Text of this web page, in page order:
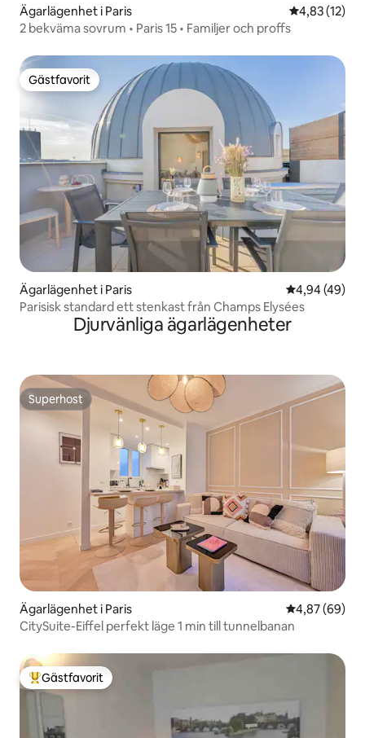
Ägarlägenhet i Paris 4,83 av 5 i
4,83 (12)
2 bekväma sovrum • Paris 15 • Familjer och proffs
Gästfavorit
Gästfavorit
Ägarlägenhet i Paris 4,94 av 5 i
4,94 (49)
Parisisk standard ett stenkast från Champs Elysées
Djurvänliga ägarlägenheter
Superhost
Superhost
Ägarlägenhet i Paris 4,87 av 5 i
4,87 (69)
CitySuite-Eiffel perfekt läge 1 min till tunnelbanan
Populär gästfavorit
Gästfavorit